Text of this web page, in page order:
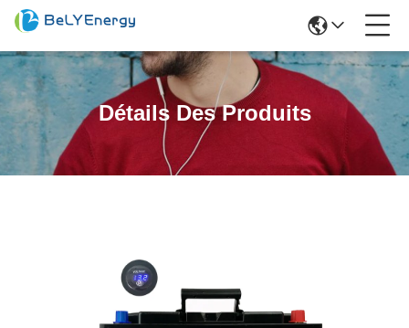
Détails Des Produits